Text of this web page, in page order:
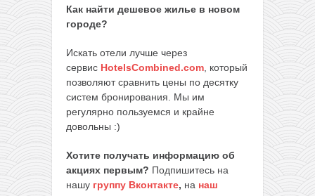
Как найти дешевое жилье в новом
городе?
Искать отели лучше через
сервис HotelsCombined.com, который
позволяют сравнить цены по десятку
систем бронирования. Мы им
регулярно пользуемся и крайне
довольны :)
Хотите получать информацию об
акциях первым? Подпишитесь на
нашу группу Вконтакте, на наш